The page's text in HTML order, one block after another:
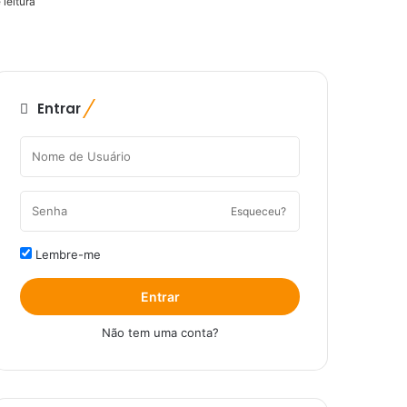
Entrar
Esqueceu?
Lembre-me
Entrar
Não tem uma conta?